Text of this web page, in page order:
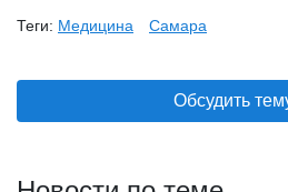
Теги: Медицина Самара
Обсудить